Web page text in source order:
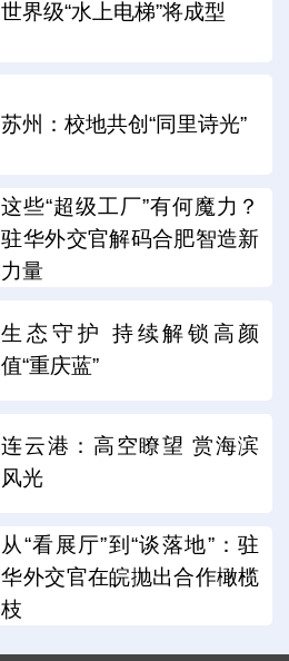
世界级“水上电梯”将成型
苏州：校地共创“同里诗光”
这些“超级工厂”有何魔力？
驻华外交官解码合肥智造新
力量
生态守护 持续解锁高颜
值“重庆蓝”
连云港：高空瞭望 赏海滨
风光
从“看展厅”到“谈落地”：驻
华外交官在皖抛出合作橄榄
枝